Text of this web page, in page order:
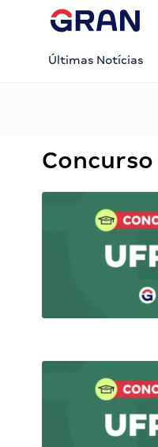
Últimas Notícias
Concurso